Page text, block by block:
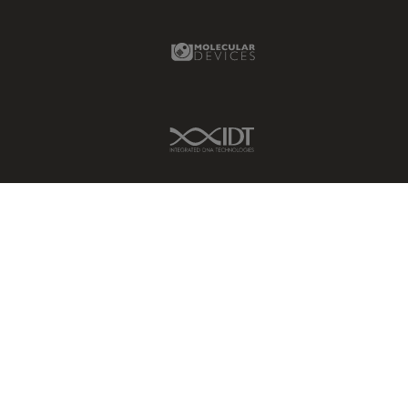
Mikroskopietechniken
Geschichte
Molecular Devices Link
IDT Link